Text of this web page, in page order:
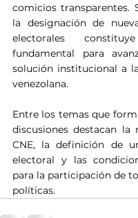
comicios transparentes.
la designación de
electorales
fundamental para
solución institucional a
venezolana.
Entre los temas que
discusiones destacan la
CNE, la definición de
electoral y las
para la participación de
políticas.